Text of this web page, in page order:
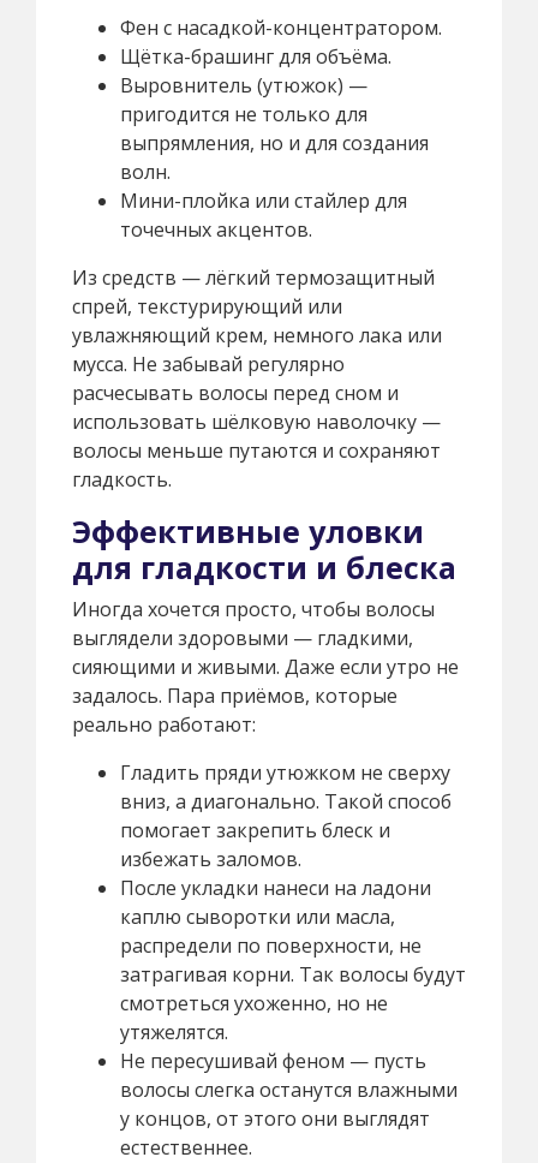
Фен с насадкой-концентратором.
Щётка-брашинг для объёма.
Выровнитель (утюжок) —
пригодится не только для
выпрямления, но и для создания
волн.
Мини-плойка или стайлер для
точечных акцентов.
Из средств — лёгкий термозащитный
спрей, текстурирующий или
увлажняющий крем, немного лака или
мусса. Не забывай регулярно
расчесывать волосы перед сном и
использовать шёлковую наволочку —
волосы меньше путаются и сохраняют
гладкость.
Эффективные уловки
для гладкости и блеска
Иногда хочется просто, чтобы волосы
выглядели здоровыми — гладкими,
сияющими и живыми. Даже если утро не
задалось. Пара приёмов, которые
реально работают:
Гладить пряди утюжком не сверху
вниз, а диагонально. Такой способ
помогает закрепить блеск и
избежать заломов.
После укладки нанеси на ладони
каплю сыворотки или масла,
распредели по поверхности, не
затрагивая корни. Так волосы будут
смотреться ухоженно, но не
утяжелятся.
Не пересушивай феном — пусть
волосы слегка останутся влажными
у концов, от этого они выглядят
естественнее.